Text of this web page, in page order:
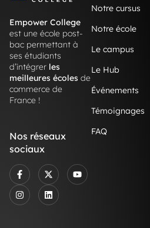
Empower College
est une école post-
bac permettant à
ses étudiants
d’intégrer les
meilleures écoles de
commerce de
France !
Nos réseaux
sociaux
Notre cursus
Notre école
Le campus
Le Hub
Événements
Témoignages
FAQ